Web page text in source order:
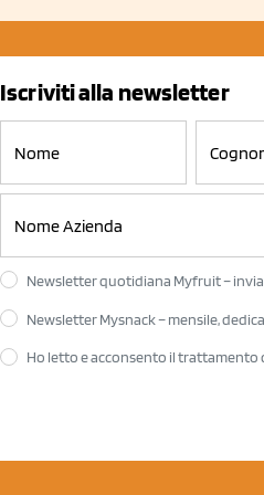
Iscriviti alla newsletter
Newsletter quotidiana Myfruit –
Newsletter Mysnack – mensile,
Ho letto e acconsento il trattamento